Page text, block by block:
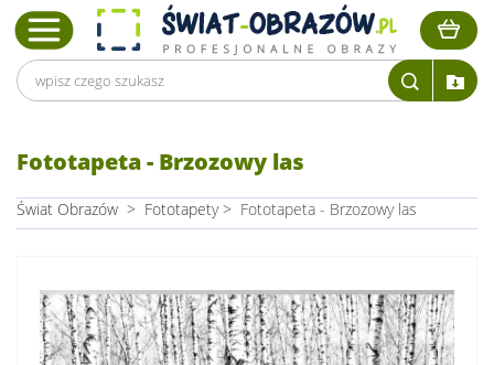
Fototapeta - Brzozowy las
Świat Obrazów > Fototapety > Fototapeta - Brzozowy las